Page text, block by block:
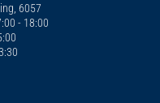
6057
- 18:00